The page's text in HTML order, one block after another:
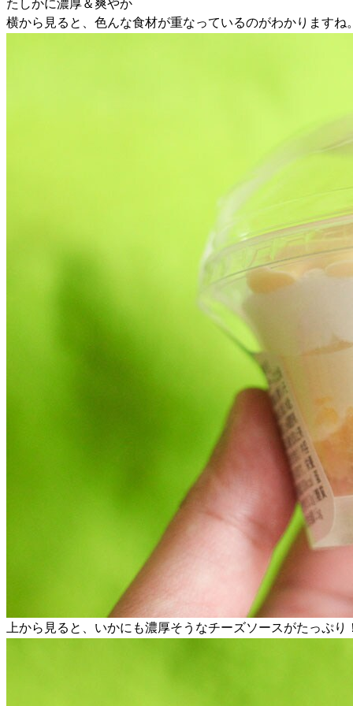
たしかに濃厚＆爽やか
横から見ると、色んな食材が重なっているのがわかりますね
上から見ると、いかにも濃厚そうなチーズソースがたっぷり